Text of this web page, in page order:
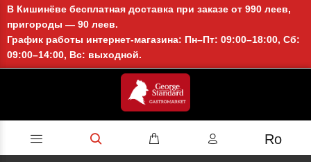
В Кишинёве бесплатная доставка при заказе от 990 леев,
пригороды — 90 леев.
График работы интернет-магазина: Пн–Пт: 09:00–18:00, Сб:
09:00–14:00, Вс: выходной.
Ro